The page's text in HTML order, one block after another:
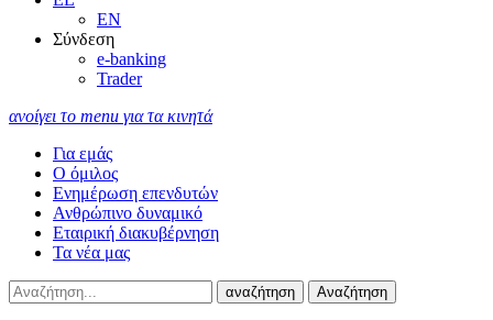
EN
Σύνδεση
e-banking
Trader
ανοίγει το menu για τα κινητά
Για εμάς
Ο όμιλος
Ενημέρωση επενδυτών
Ανθρώπινο δυναμικό
Εταιρική διακυβέρνηση
Τα νέα μας
αναζήτηση Αναζήτηση